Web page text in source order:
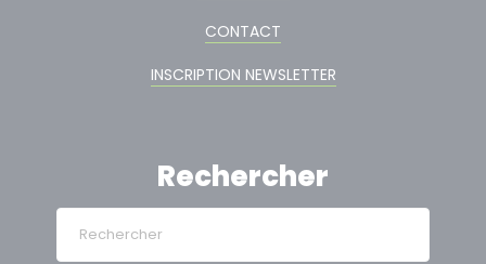
CONTACT
INSCRIPTION NEWSLETTER
Rechercher